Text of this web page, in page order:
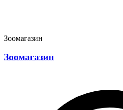
Зоомагазин
Зоомагазин